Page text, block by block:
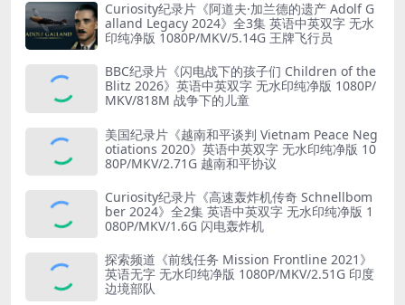
Curiosity纪录片《阿道夫·加兰德的遗产 Adolf G
alland Legacy 2024》全3集 英语中英双字 无水
印纯净版 1080P/MKV/5.14G 王牌飞行员
BBC纪录片《闪电战下的孩子们 Children of the
Blitz 2026》英语中英双字 无水印纯净版 1080P/
MKV/818M 战争下的儿童
美国纪录片《越南和平谈判 Vietnam Peace Neg
otiations 2020》英语中英双字 无水印纯净版 10
80P/MKV/2.71G 越南和平协议
Curiosity纪录片《高速轰炸机传奇 Schnellbom
ber 2024》全2集 英语中英双字 无水印纯净版 1
080P/MKV/1.6G 闪电轰炸机
探索频道《前线任务 Mission Frontline 2021》
英语无字 无水印纯净版 1080P/MKV/2.51G 印度
边境部队